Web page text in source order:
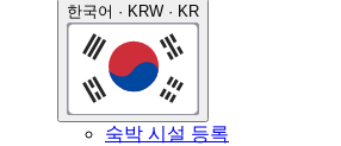
한국어 · KRW · KR
숙박 시설 등록